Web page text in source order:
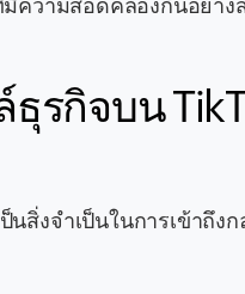
ความสอดคล้องกันอย่าง
รกิจบน
สิ่งจำเป็นในการเข้าถึงก